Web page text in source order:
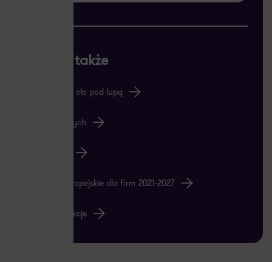
Zobacz także
Blog akcyza i cło pod lupą
Blog księgowych
Fundusze europejskie dla firm 2021-2027
Nasze transakcje